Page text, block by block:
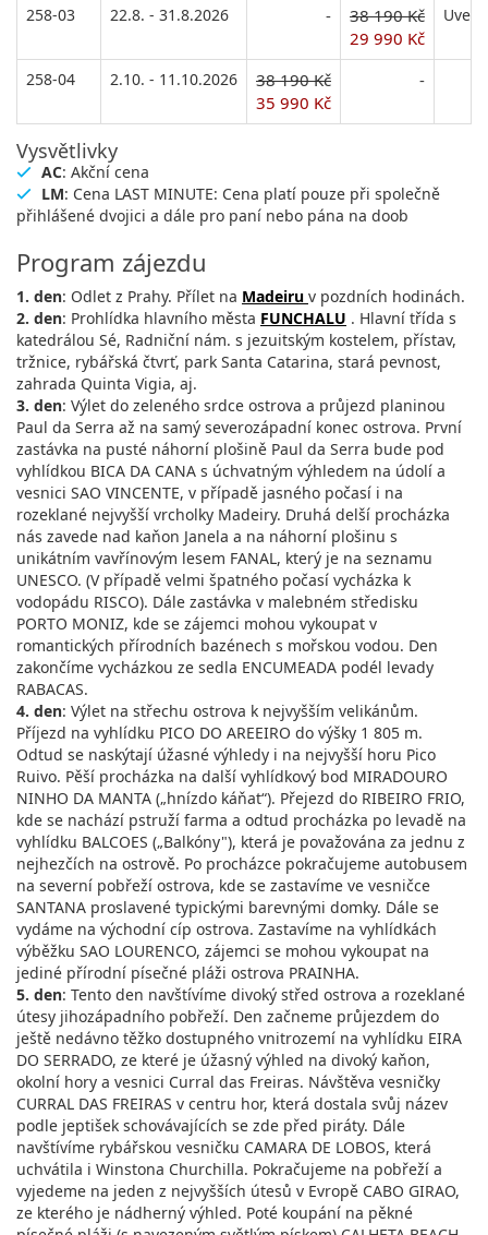
258-03 22.8. - 31.8.2026 -
38 190 Kč
29 990 Kč
258-04 2.10. - 11.10.2026
38 190 Kč
35 990 Kč
-
Vysvětlivky
AC: Akční cena
LM: Cena LAST MINUTE: Cena platí pouze při společně
přihlášené dvojici a dále pro paní nebo pána na doob
Program zájezdu
1. den: Odlet z Prahy. Přílet na Madeiru v pozdních hodinách.
2. den: Prohlídka hlavního města FUNCHALU . Hlavní třída s
katedrálou Sé, Radniční nám. s jezuitským kostelem, přístav,
tržnice, rybářská čtvrť, park Santa Catarina, stará pevnost,
zahrada Quinta Vigia, aj.
3. den: Výlet do zeleného srdce ostrova a průjezd planinou
Paul da Serra až na samý severozápadní konec ostrova. První
zastávka na pusté náhorní plošině Paul da Serra bude pod
vyhlídkou BICA DA CANA s úchvatným výhledem na údolí a
vesnici SAO VINCENTE, v případě jasného počasí i na
rozeklané nejvyšší vrcholky Madeiry. Druhá delší procházka
nás zavede nad kaňon Janela a na náhorní plošinu s
unikátním vavřínovým lesem FANAL, který je na seznamu
UNESCO. (V případě velmi špatného počasí vycházka k
vodopádu RISCO). Dále zastávka v malebném středisku
PORTO MONIZ, kde se zájemci mohou vykoupat v
romantických přírodních bazénech s mořskou vodou. Den
zakončíme vycházkou ze sedla ENCUMEADA podél levady
RABACAS.
4. den: Výlet na střechu ostrova k nejvyšším velikánům.
Příjezd na vyhlídku PICO DO AREEIRO do výšky 1 805 m.
Odtud se naskýtají úžasné výhledy i na nejvyšší horu Pico
Ruivo. Pěší procházka na další vyhlídkový bod MIRADOURO
NINHO DA MANTA („hnízdo káňat“). Přejezd do RIBEIRO FRIO,
kde se nachází pstruží farma a odtud procházka po levadě na
vyhlídku BALCOES („Balkóny"), která je považována za jednu z
nejhezčích na ostrově. Po procházce pokračujeme autobusem
na severní pobřeží ostrova, kde se zastavíme ve vesničce
SANTANA proslavené typickými barevnými domky. Dále se
vydáme na východní cíp ostrova. Zastavíme na vyhlídkách
výběžku SAO LOURENCO, zájemci se mohou vykoupat na
jediné přírodní písečné pláži ostrova PRAINHA.
5. den: Tento den navštívíme divoký střed ostrova a rozeklané
útesy jihozápadního pobřeží. Den začneme průjezdem do
ještě nedávno těžko dostupného vnitrozemí na vyhlídku EIRA
DO SERRADO, ze které je úžasný výhled na divoký kaňon,
okolní hory a vesnici Curral das Freiras. Návštěva vesničky
CURRAL DAS FREIRAS v centru hor, která dostala svůj název
podle jeptišek schovávajících se zde před piráty. Dále
navštívíme rybářskou vesničku CAMARA DE LOBOS, která
uchvátila i Winstona Churchilla. Pokračujeme na pobřeží a
vyjedeme na jeden z nejvyšších útesů v Evropě CABO GIRAO,
ze kterého je nádherný výhled. Poté koupání na pěkné